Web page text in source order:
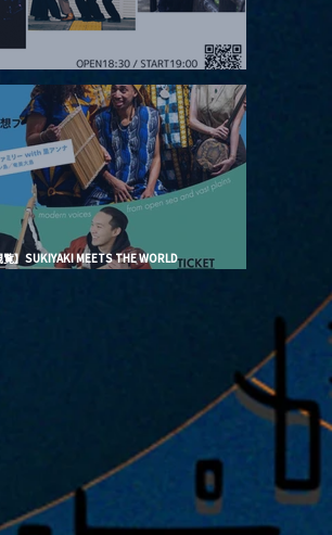
覧】月見ル君想フpre. “Brand New Moon #3”
】SUKIYAKI MEETS THE WORLD
FAMILY with ANNA SATO, ODUCHU modern